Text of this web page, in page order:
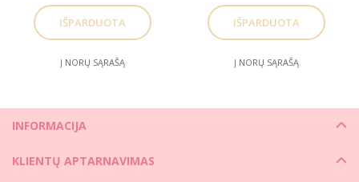
Į NORŲ SĄRAŠĄ
balzamas ir šveitiklis,
2x7 ml
Į NORŲ SĄRAŠĄ
INFORMACIJA
KLIENTŲ APTARNAVIMAS